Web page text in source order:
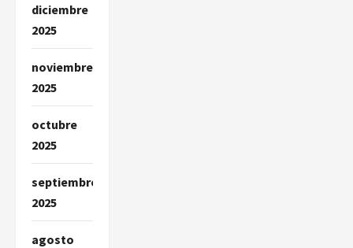
diciembre
2025
noviembre
2025
octubre
2025
septiembre
2025
agosto